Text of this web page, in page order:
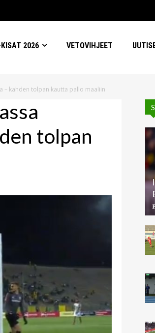
2026 VETOVIHJEET
– kahden tolpan kautta pallo maaliin
tolpan